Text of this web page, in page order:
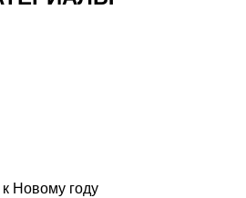
Новому году